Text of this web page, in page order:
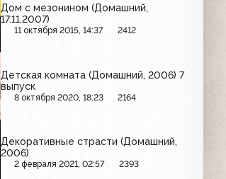
Дом с мезонином (Домашний,
17.11.2007)
11 октября 2015, 14:37 2412
Детская комната (Домашний, 2006) 7
выпуск
8 октября 2020, 18:23 2164
Декоративные страсти (Домашний,
2006)
2 февраля 2021, 02:57 2393